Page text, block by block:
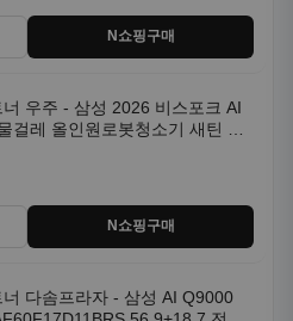
N쇼핑구매
우주 - 삼성 2026 비스포크 AI
걸레 올인원로봇청소기 새틴 차
N쇼핑구매
너 다솜프라자 - 삼성 AI Q9000